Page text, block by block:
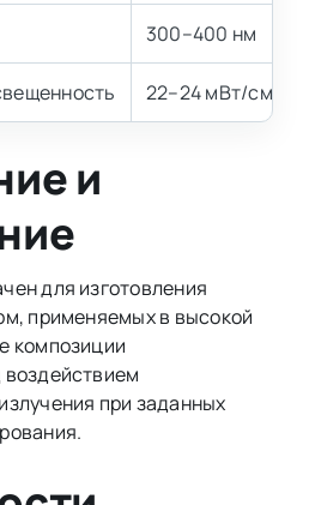
300–400 нм
22–24 мВт/см²
и
для изготовления
применяемых в высокой
композиции
при заданных